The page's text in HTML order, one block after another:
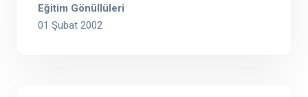
Eğitim Gönüllüleri
01 Şubat 2002